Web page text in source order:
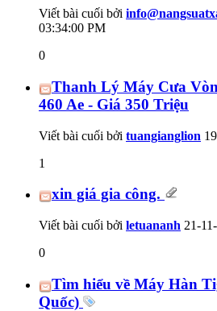
Viết bài cuối bởi
03:34:00 PM
0
Thanh Lý Máy Cưa
460 Ae - Giá 350 Triệu
Viết bài cuối bởi tuangianglion
1
xin giá gia công.
Viết bài cuối bởi letuananh 21-
0
Tìm hiểu về Máy Hàn
Quốc)